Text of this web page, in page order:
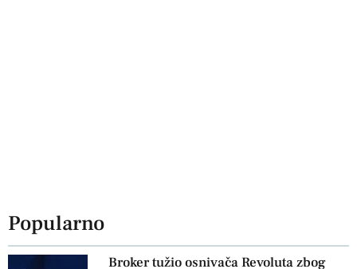
Popularno
Broker tužio osnivača Revoluta zbog